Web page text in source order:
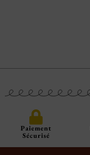
Paiement
Sécurisé